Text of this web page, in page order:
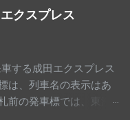
ずつ左下に寄っていま
りコンコース発車標
示されるようになり
なっているものと思わ
丁畷・浜川崎方面 」と
表示されています。
クスプレス
する成田エクスプレス
は、列車名の表示はあ
前の発車標では、東海